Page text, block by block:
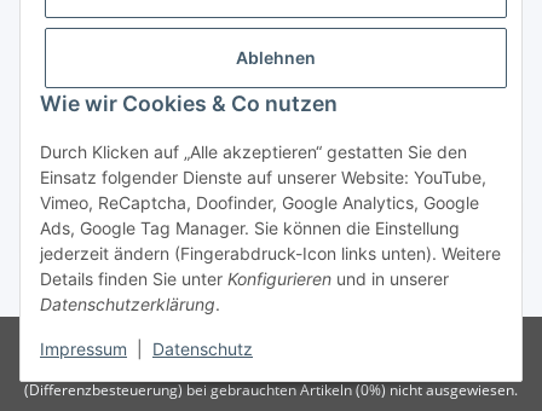
Ablehnen
Wie wir Cookies & Co nutzen
Durch Klicken auf „Alle akzeptieren“ gestatten Sie den
Einsatz folgender Dienste auf unserer Website: YouTube,
Vimeo, ReCaptcha, Doofinder, Google Analytics, Google
Ads, Google Tag Manager. Sie können die Einstellung
jederzeit ändern (Fingerabdruck-Icon links unten). Weitere
Details finden Sie unter Konfigurieren und in unserer
Datenschutzerklärung.
Impressum Datenschutz
Bestellung wiederrufen
* Alle Preise inkl. gesetzlicher USt., zzgl.Versand
Besucherzähler: 74966314
(Differenzbesteuerung) bei gebrauchten Artikeln (0%) nicht ausgewiesen.